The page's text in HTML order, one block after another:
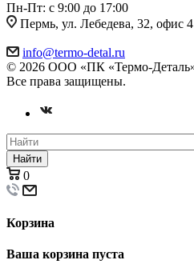
Пн-Пт: с 9:00 до 17:00
Пермь, ул. Лебедева, 32, офис 4
info@termo-detal.ru
© 2026 ООО «ПК «Термо-
Все права защищены.
Найти
0
Корзина
Ваша корзина пуста